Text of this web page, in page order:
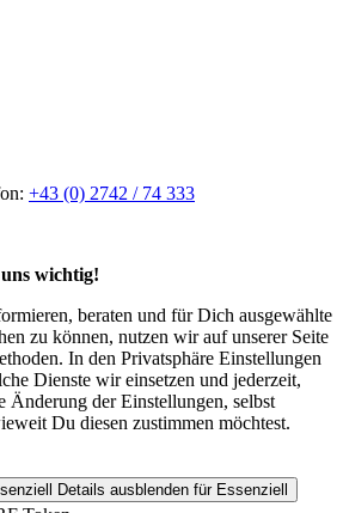
+43 (0) 2742 / 74 333
wichtig!
beraten und für Dich ausgewählte
zu können, nutzen wir auf unserer Seite
In den Privatsphäre Einstellungen
Dienste wir einsetzen und jederzeit,
Änderung der Einstellungen, selbst
Du diesen zustimmen möchtest.
Details ausblenden für Essenziell